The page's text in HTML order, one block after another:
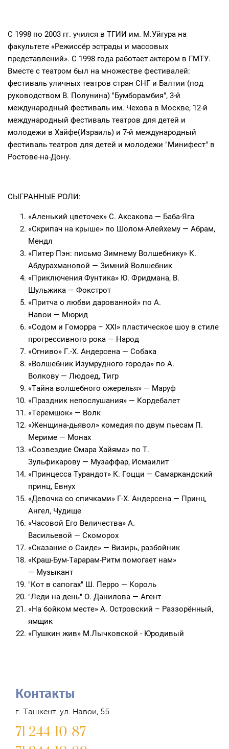
С 1998 по 2003 гг. учился в ТГИИ им. М.Уйгура на
факультете «Режиссёр эстрады и массовых
представлений». С 1998 года работает актером в ГМТУ.
Вместе с театром был на множестве фестивалей:
фестиваль уличных театров стран СНГ и Балтии (под
руководством В. Полунина) "Бумборамбия", 3-й
международный фестиваль им. Чехова в Москве, 12-й
международный фестиваль театров для детей и
молодежи в Хайфе(Израиль) и 7-й международный
фестиваль театров для детей и молодежи "Минифест" в
Ростове-на-Дону.
СЫГРАННЫЕ РОЛИ:
«Аленький цветочек» С. Аксакова — Баба-Яга
«Скрипач на крыше» по Шолом-Алейхему — Абрам,
Мендл
«Питер Пэн: письмо Зимнему Волшебнику» К.
Абдурахмановой — Зимний Волшебник
«Приключения Фунтика» Ю. Фридмана, В.
Шульжика — Фокстрот
«Притча о любви дарованной» по А.
Навои — Мюрид
«Содом и Гоморра – XXI» пластическое шоу в стиле
прогрессивного рока — Народ
«Огниво» Г.-Х. Андерсена — Собака
«Волшебник Изумрудного города» по А.
Волкову — Людоед, Тигр
«Тайна волшебного ожерелья» — Маруф
«Праздник непослушания» — Кордебалет
«Теремшок» — Волк
«Женщина-дьявол» комедия по двум пьесам П.
Мериме — Монах
«Созвездие Омара Хайяма» по Т.
Зульфикарову — Музаффар, Исмаилит
«Принцесса Турандот» К. Гоцци — Самаркандский
принц, Евнух
«Девочка со спичками» Г-Х. Андерсена — Принц,
Ангел, Чудище
«Часовой Его Величества» А.
Васильевой — Скоморох
«Сказание о Саиде» — Визирь, разбойник
«Краш-Бум-Тарарам-Ритм помогает нам»
— Музыкант
"Кот в сапогах" Ш. Перро — Король
"Леди на день" О. Данилова — Агент
«На бойком месте» А. Островский – Раззорённый,
ямщик
«Пушкин жив» М.Лычковской - Юродивый
Контакты
г. Ташкент, ул. Навои, 55
71 244-10-87